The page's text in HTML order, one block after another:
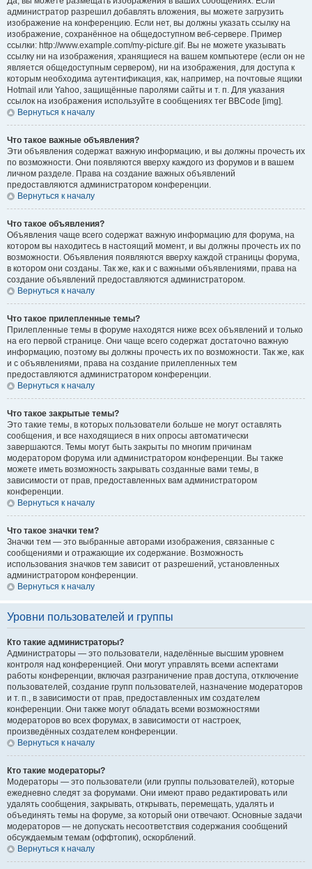
администратор разрешил добавлять вложения, вы можете загрузить
изображение на конференцию. Если нет, вы должны указать ссылку на
изображение, сохранённое на общедоступном веб-сервере. Пример
ссылки: http://www.example.com/my-picture.gif. Вы не можете указывать
ссылку ни на изображения, хранящиеся на вашем компьютере (если он не
является общедоступным сервером), ни на изображения, для доступа к
которым необходима аутентификация, как, например, на почтовые ящики
Hotmail или Yahoo, защищённые паролями сайты и т. п. Для указания
ссылок на изображения используйте в сообщениях тег BBCode [img].
Вернуться к началу
Что такое важные объявления?
Эти объявления содержат важную информацию, и вы должны прочесть их
по возможности. Они появляются вверху каждого из форумов и в вашем
личном разделе. Права на создание важных объявлений
предоставляются администратором конференции.
Вернуться к началу
Что такое объявления?
Объявления чаще всего содержат важную информацию для форума, на
котором вы находитесь в настоящий момент, и вы должны прочесть их по
возможности. Объявления появляются вверху каждой страницы форума,
в котором они созданы. Так же, как и с важными объявлениями, права на
создание объявлений предоставляются администратором.
Вернуться к началу
Что такое прилепленные темы?
Прилепленные темы в форуме находятся ниже всех объявлений и только
на его первой странице. Они чаще всего содержат достаточно важную
информацию, поэтому вы должны прочесть их по возможности. Так же, как
и с объявлениями, права на создание прилепленных тем
предоставляются администратором конференции.
Вернуться к началу
Что такое закрытые темы?
Это такие темы, в которых пользователи больше не могут оставлять
сообщения, и все находящиеся в них опросы автоматически
завершаются. Темы могут быть закрыты по многим причинам
модератором форума или администратором конференции. Вы также
можете иметь возможность закрывать созданные вами темы, в
зависимости от прав, предоставленных вам администратором
конференции.
Вернуться к началу
Что такое значки тем?
Значки тем — это выбранные авторами изображения, связанные с
сообщениями и отражающие их содержание. Возможность
использования значков тем зависит от разрешений, установленных
администратором конференции.
Вернуться к началу
Уровни пользователей и группы
Кто такие администраторы?
Администраторы — это пользователи, наделённые высшим уровнем
контроля над конференцией. Они могут управлять всеми аспектами
работы конференции, включая разграничение прав доступа, отключение
пользователей, создание групп пользователей, назначение модераторов
и т. п., в зависимости от прав, предоставленных им создателем
конференции. Они также могут обладать всеми возможностями
модераторов во всех форумах, в зависимости от настроек,
произведённых создателем конференции.
Вернуться к началу
Кто такие модераторы?
Модераторы — это пользователи (или группы пользователей), которые
ежедневно следят за форумами. Они имеют право редактировать или
удалять сообщения, закрывать, открывать, перемещать, удалять и
объединять темы на форуме, за который они отвечают. Основные задачи
модераторов — не допускать несоответствия содержания сообщений
обсуждаемым темам (оффтопик), оскорблений.
Вернуться к началу